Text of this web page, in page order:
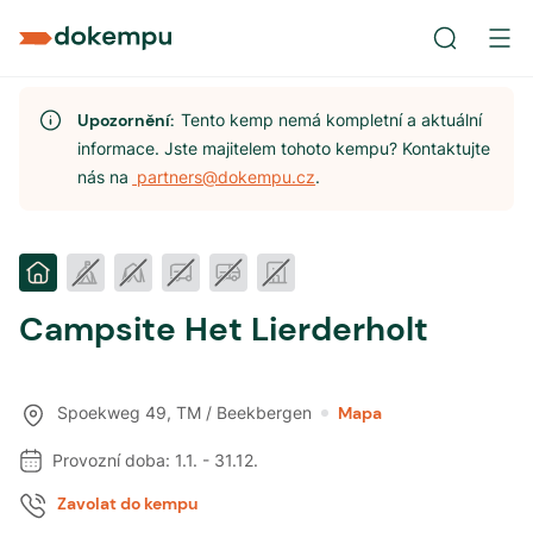
Upozornění:Tento kemp nemá kompletní a aktuální
informace. Jste majitelem tohoto kempu? Kontaktujte
nás na partners@dokempu.cz.
Campsite Het Lierderholt
Spoekweg 49, TM / Beekbergen Mapa
Provozní doba: 1.1. - 31.12.
Zavolat do kempu